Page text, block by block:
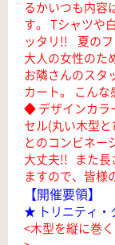
るかいつも内容
す。 Tシャツや
ッタリ!! 夏のフ
大人の女性のた
お隣さんのスタ
カート。 こん
◆ デザインカラ
セル(丸い木型
とのコンビネー
大丈夫!! また長
ますので、皆様
【開催要領】
★ トリニティ・
<木型を縦に巻